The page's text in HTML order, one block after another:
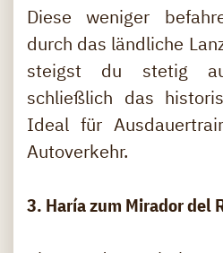
Diese weniger
durch das ländliche
steigst du stetig
schließlich das
Ideal für
Autoverkehr.
3. Haría zum Mirador del